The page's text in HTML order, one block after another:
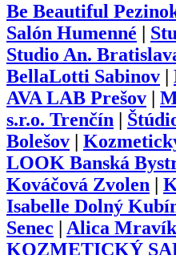
Be Beautiful
Salón Humenné
Studio An.
BellaLotti Sabinov
AVA LAB Prešov
s.r.o. Trenčín
Bolešov
LOOK Banská
Kováčová Zvolen
Isabelle Dolný
Senec
Alica
KOZMETICKÝ